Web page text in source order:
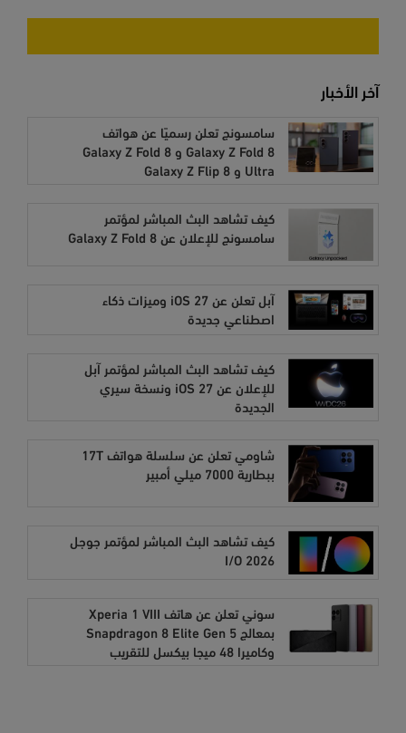
آخر الأخبار
سامسونج تعلن رسميًا عن هواتف
Galaxy Z Fold 8 و Galaxy Z Fold 8
Ultra و Galaxy Z Flip 8
كيف تشاهد البث المباشر لمؤتمر
سامسونج للإعلان عن Galaxy Z Fold 8
آبل تعلن عن iOS 27 وميزات ذكاء
اصطناعي جديدة
كيف تشاهد البث المباشر لمؤتمر آبل
للإعلان عن iOS 27 ونسخة سيري
الجديدة
شاومي تعلن عن سلسلة هواتف 17T
ببطارية 7000 ميلي أمبير
كيف تشاهد البث المباشر لمؤتمر جوجل
I/O 2026
سوني تعلن عن هاتف Xperia 1 VIII
بمعالج Snapdragon 8 Elite Gen 5
وكاميرا 48 ميجا بيكسل للتقريب